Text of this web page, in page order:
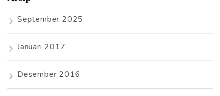
September 2025
Januari 2017
Desember 2016